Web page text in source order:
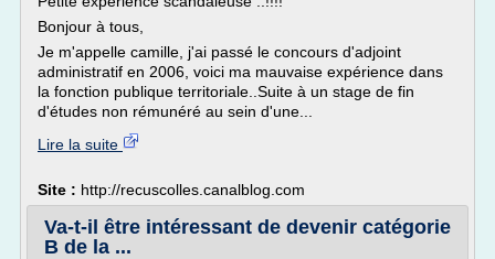
Bonjour à tous,
Je m'appelle camille, j'ai passé le concours d'adjoint
administratif en 2006, voici ma mauvaise expérience dans
la fonction publique territoriale..Suite à un stage de fin
d'études non rémunéré au sein d'une...
Lire la suite
Site : http://recuscolles.canalblog.com
Va-t-il être intéressant de devenir catégorie
B de la ...